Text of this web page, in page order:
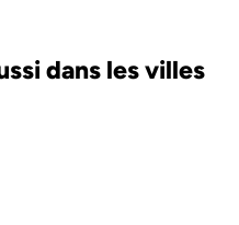
dans les villes